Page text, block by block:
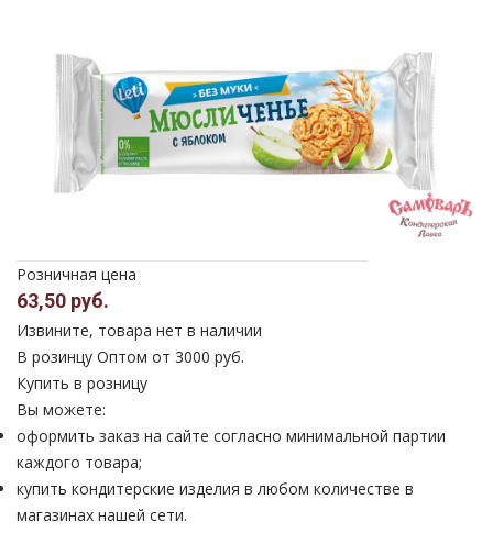
Розничная цена
63,50 руб.
Извините, товара нет в наличии
В розинцу Оптом от 3000 руб.
Купить в розницу
Вы можете:
оформить заказ на сайте согласно минимальной партии
каждого товара;
купить кондитерские изделия в любом количестве в
магазинах нашей сети.